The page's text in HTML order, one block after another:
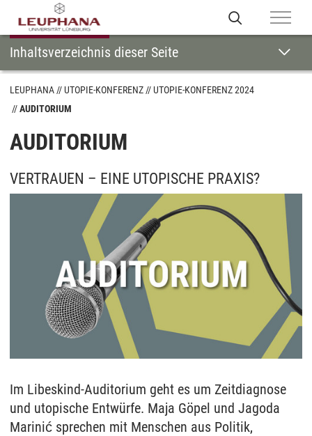
LEUPHANA UTOPIE-KONFERENZ
UTOPIE-KONFERENZ 2024
AUDITORIUM
AUDITORIUM
VERTRAUEN – EINE UTOPISCHE PRAXIS?
Im Libeskind-Auditorium geht es um Zeitdiagnose
und utopische Entwürfe. Maja Göpel und Jagoda
Marinić sprechen mit Menschen aus Politik,
Inhaltsverzeichnis dieser Seite